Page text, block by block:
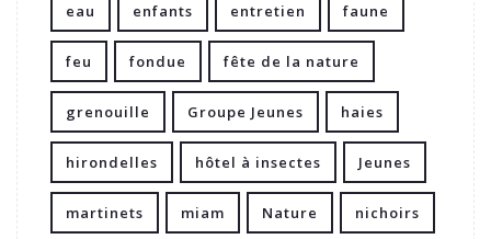
eau enfants entretien faune
feu fondue fête de la nature
grenouille Groupe Jeunes haies
hirondelles hôtel à insectes Jeunes
martinets miam Nature nichoirs